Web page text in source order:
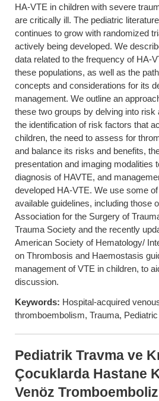
HA-VTE in children with severe
are critically ill. The pediatric
continues to grow with randomized
actively being developed. We
data related to the frequency of HA-
these populations, as well as the
concepts and considerations for its
management. We outline an
these two groups by delving into
the identification of risk factors that
children, the need to assess for
and balance its risks and benefits,
presentation and imaging modalities
diagnosis of HAVTE, and
developed HA-VTE. We use some
available guidelines, including those
Association for the Surgery of
Trauma Society and the recently
American Society of Hematology/
on Thrombosis and Haemostasis
management of VTE in children, to
discussion.
Keywords: Hospital-acquired
thromboembolism, Trauma,
Pediatrik Travma ve
Çocuklarda Hastane
Venöz